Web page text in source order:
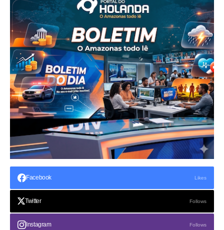
Facebook Likes
Twitter Follows
Instagram Follows